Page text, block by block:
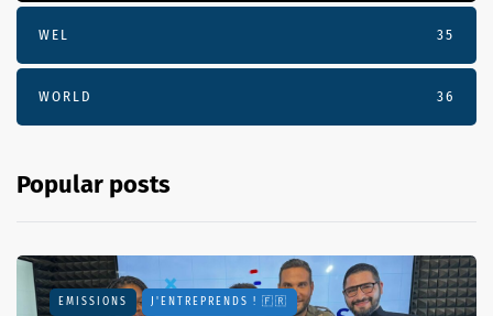
WEL 35
WORLD 36
Popular posts
EMISSIONS J'ENTREPRENDS ! 🇫🇷